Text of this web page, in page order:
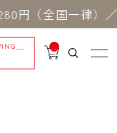
（全国一律）
__
IT